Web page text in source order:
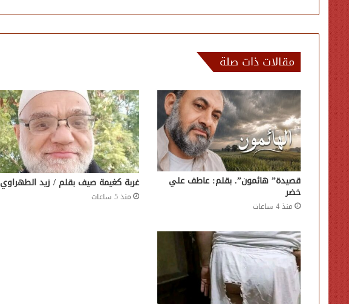
مقالات ذات صلة
قصيدة” هائمون”. بقلم: عاطف علي
خضر
منذ 4 ساعات
غربة كغيمة صيف بقلم / زيد الطهراوي
منذ 5 ساعات